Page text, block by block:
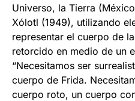
Universo, la Tierra
Xólotl (1949), utilizando
representar el cuerpo de
retorcido en medio de un
“Necesitamos ser
cuerpo de Frida.
cuerpo roto, un cuerpo